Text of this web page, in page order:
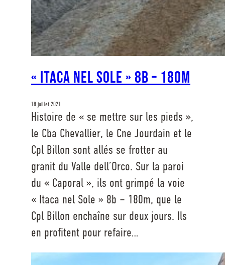
« Itaca nel sole » 8b – 180m
18 juillet 2021
Histoire de « se mettre sur les pieds »,
le Cba Chevallier, le Cne Jourdain et le
Cpl Billon sont allés se frotter au
granit du Valle dell’Orco. Sur la paroi
du « Caporal », ils ont grimpé la voie
« Itaca nel Sole » 8b – 180m, que le
Cpl Billon enchaîne sur deux jours. Ils
en profitent pour refaire…